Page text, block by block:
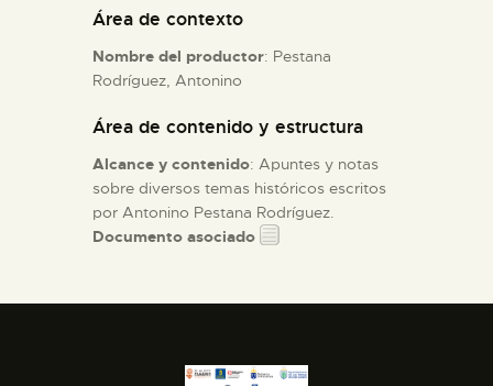
Área de contexto
Nombre del productor: Pestana
Rodríguez, Antonino
Área de contenido y estructura
Alcance y contenido: Apuntes y notas
sobre diversos temas históricos escritos
por Antonino Pestana Rodríguez.
Documento asociado